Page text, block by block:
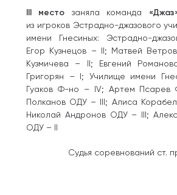
III место заняла команда
из игроков Эстрадно-джазового
имени Гнесиных: Эстрадно-
Егор Кузнецов – II; Матвей
Кузмичева – II; Евгений
Григорян – I; Училище имени
Гуаков Ф-но – IV; Артем
Полканов ОДУ – III; Алиса
Николай Андронов ОДУ – III;
ОДУ – II
Судья соревнований ст.